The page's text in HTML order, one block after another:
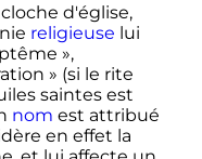
d'église,
religieuse lui
»,
» (si le rite
saintes est
nom est attribué
en effet la